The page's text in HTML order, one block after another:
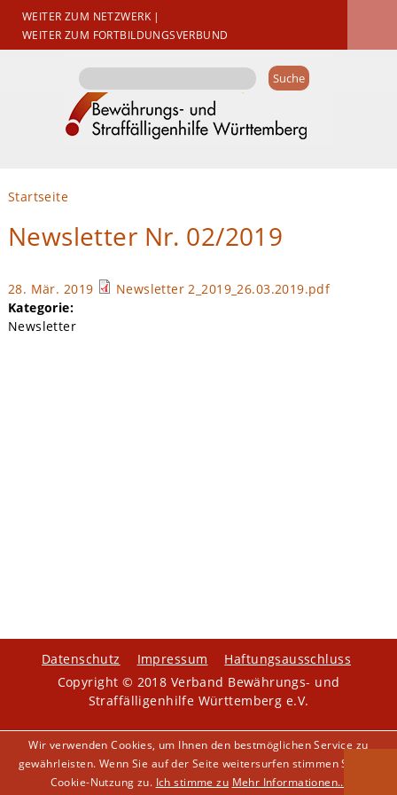
WEITER ZUM NETZWERK|
WEITER ZUM FORTBILDUNGSVERBUND
Suchformular
Suche
Sie sind hier
Startseite
Newsletter Nr. 02/2019
28. Mär. 2019
Newsletter 2_2019_26.03.2019.pdf
Kategorie:
Newsletter
Datenschutz Impressum
Haftungsausschluss
Copyright © 2018 Verband Bewährungs- und
Straffälligenhilfe Württemberg e.V.
Wir verwenden Cookies, um Ihnen den bestmöglichen Service zu
gewährleisten. Wenn Sie auf der Seite weitersurfen stimmen Sie der
Cookie-Nutzung zu. Ich stimme zu Mehr Informationen...